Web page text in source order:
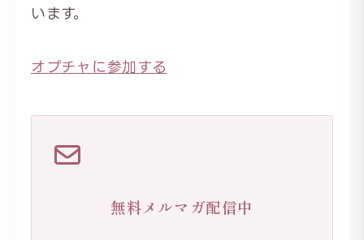
います。
オプチャに参加する
無料メルマガ配信中